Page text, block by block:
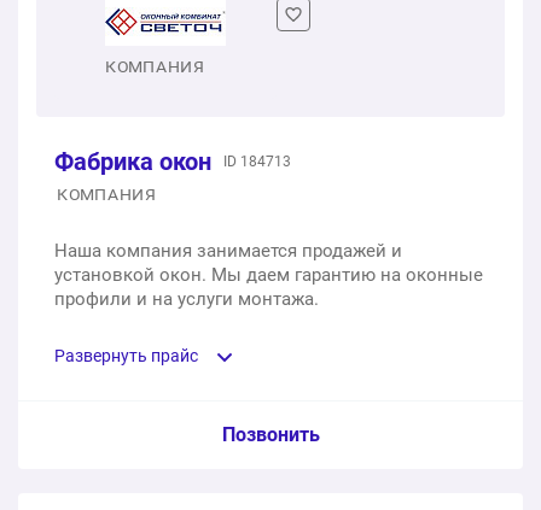
Двухстворчатое пластиковое окно
Трехстворчатое пластиковое окно
КОМПАНИЯ
Фабрика окон
ID 184713
КОМПАНИЯ
Наша компания занимается продажей и
установкой окон. Мы даем гарантию на оконные
профили и на услуги монтажа.
Развернуть прайс
Услуга из прайс-листа / Ед. изм. / Цена
Позвонить